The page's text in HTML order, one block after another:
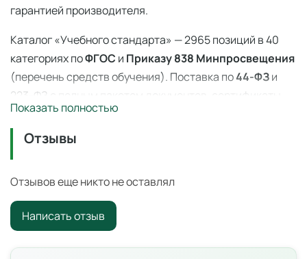
гарантией производителя.
Каталог «Учебного стандарта» — 2965 позиций в 40
категориях поФГОС и Приказу 838 Минпросвещения
(перечень средств обучения). Поставка по44-ФЗи
223-ФЗ с полным пакетом документов, сертификаты
ЕАЭС, гарантия производителя. Доставка по всей
России — 3–14 дней со склада в Ангарске.
Шприц 150 мл Жане
оборудование для оснащения образовательных
учреждений по ФГОС и
Цена: 160 ₽ с НДС. Поставка по всей России для школ,
детских садов, колледжей и вузов.
Показать полностью
Отзывы
Отзывов еще никто не оставлял
Написать отзыв